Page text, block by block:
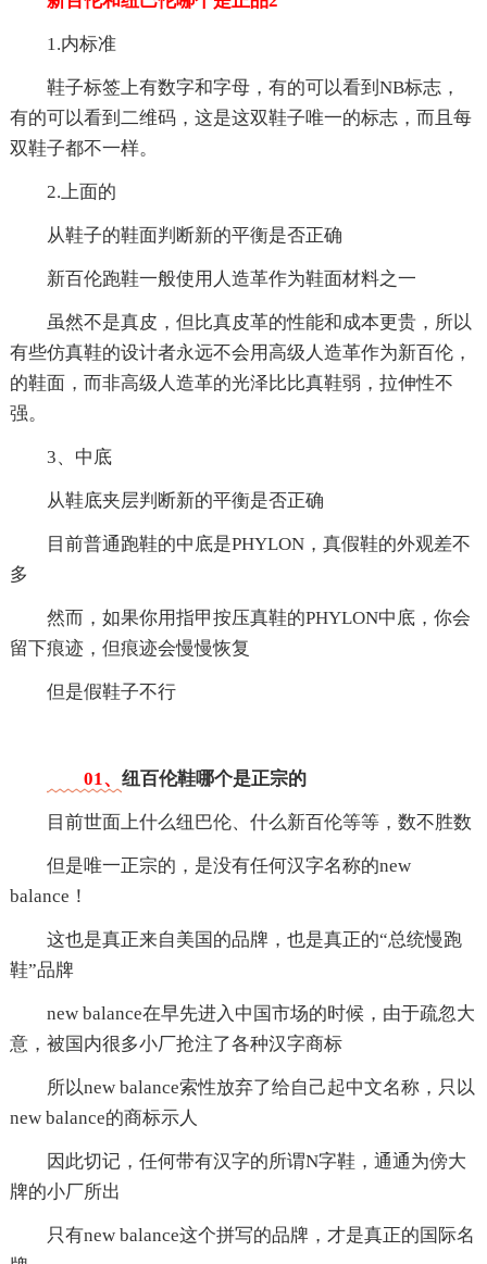
1.内标准
鞋子标签上有数字和字母，有的可以看到NB标志，
有的可以看到二维码，这是这双鞋子唯一的标志，而且每
双鞋子都不一样。
2.上面的
从鞋子的鞋面判断新的平衡是否正确
新百伦跑鞋一般使用人造革作为鞋面材料之一
虽然不是真皮，但比真皮革的性能和成本更贵，所以
有些仿真鞋的设计者永远不会用高级人造革作为新百伦，
的鞋面，而非高级人造革的光泽比比真鞋弱，拉伸性不
强。
3、中底
从鞋底夹层判断新的平衡是否正确
目前普通跑鞋的中底是PHYLON，真假鞋的外观差不
多
然而，如果你用指甲按压真鞋的PHYLON中底，你会
留下痕迹，但痕迹会慢慢恢复
但是假鞋子不行
01、 纽百伦鞋哪个是正宗的
目前世面上什么纽巴伦、什么新百伦等等，数不胜数
但是唯一正宗的，是没有任何汉字名称的new
balance！
这也是真正来自美国的品牌，也是真正的“总统慢跑
鞋”品牌
new balance在早先进入中国市场的时候，由于疏忽大
意，被国内很多小厂抢注了各种汉字商标
所以new balance索性放弃了给自己起中文名称，只以
new balance的商标示人
因此切记，任何带有汉字的所谓N字鞋，通通为傍大
牌的小厂所出
只有new balance这个拼写的品牌，才是真正的国际名